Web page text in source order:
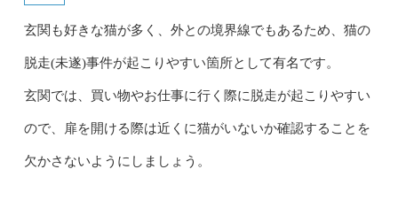
玄関も好きな猫が多く、外との境界線でもあるため、猫の
脱走(未遂)事件が起こりやすい箇所として有名です。
玄関では、買い物やお仕事に行く際に脱走が起こりやすい
ので、扉を開ける際は近くに猫がいないか確認することを
欠かさないようにしましょう。